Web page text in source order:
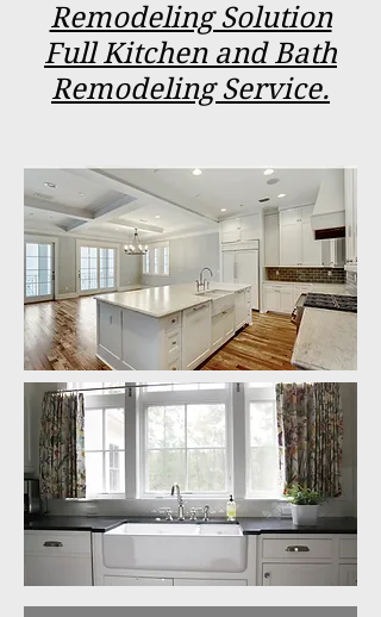
Remodeling Solution
Full Kitchen and Bath
Remodeling Service.